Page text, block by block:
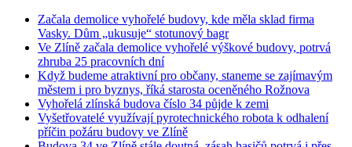
Začala demolice vyhořelé budovy, kde měla sklad firma
Vasky. Dům „ukusuje“ stotunový bagr
Ve Zlíně začala demolice vyhořelé výškové budovy, potrvá
zhruba 25 pracovních dní
Když budeme atraktivní pro občany, staneme se zajímavým
městem i pro byznys, říká starosta oceněného Rožnova
Vyhořelá zlínská budova číslo 34 půjde k zemi
Vyšetřovatelé využívají pyrotechnického robota k odhalení
příčin požáru budovy ve Zlíně